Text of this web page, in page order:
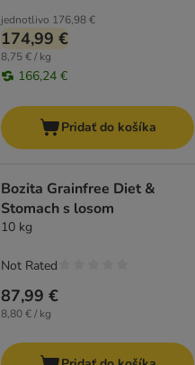
jednotlivo 176,98 €
174,99 €
8,75 € / kg
166,24 €
Pridať do košíka
Bozita Grainfree Diet &
Stomach s losom
10 kg
87,99 €
8,80 € / kg
Not Rated